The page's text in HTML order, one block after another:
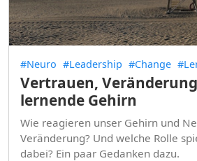
#Neuro #Leadership #Change
Vertrauen,
lernende Gehirn
Wie reagieren unser Gehirn und
Veränderung? Und welche Rolle
dabei? Ein paar Gedanken dazu.